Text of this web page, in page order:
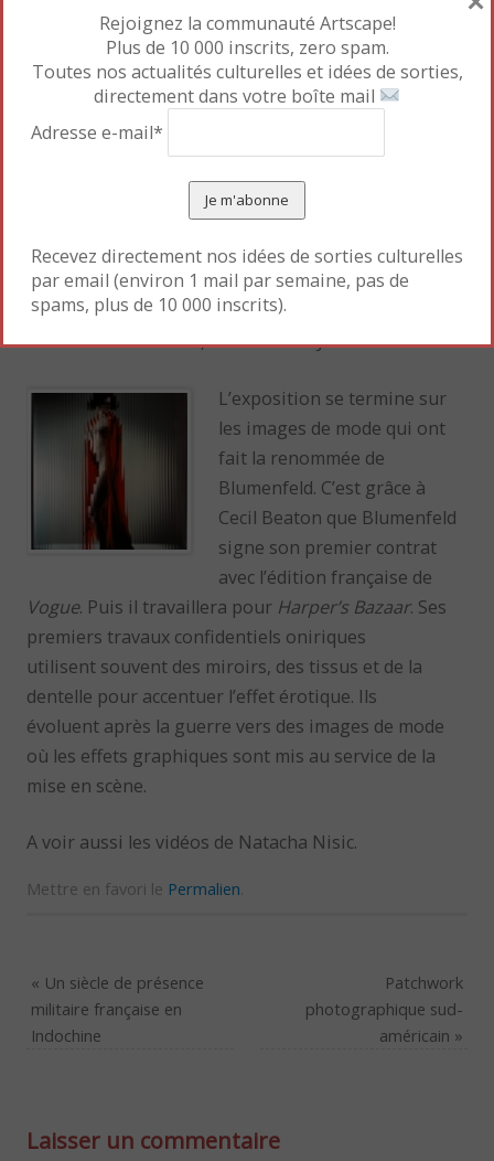
Chapelle) et au dictateur que
Blumenfeld associe à une
tête de veau. « Lorsque Erwin
Blumenfeld compose différents essais pour un
portrait de Hitler, il veut non seulement symboliser
le visage du mal mais également nier toute
identification possible avec la qualité d’être humain.
En mettant en évidence l’échec de la vraisemblance
d’un portrait du dictateur, Blumenfeld
montre l’impossibilité même de sa représentation
et, par conséquent, sa déshumanisation »,
commente Marta Gili, directrice du Jeu de Paume.
L’exposition se termine sur
les images de mode qui ont
fait la renommée de
Blumenfeld. C’est grâce à
Cecil Beaton que Blumenfeld
signe son premier contrat
avec l’édition française de
Vogue. Puis il travaillera pour Harper’s Bazaar. Ses
premiers travaux confidentiels oniriques
utilisent souvent des miroirs, des tissus et de la
dentelle pour accentuer l’effet érotique. Ils
évoluent après la guerre vers des images de mode
où les effets graphiques sont mis au service de la
mise en scène.
A voir aussi les vidéos de Natacha Nisic.
Mettre en favori le Permalien.
« Un siècle de présence
militaire française en
Indochine
Patchwork
photographique sud-
américain »
Laisser un commentaire
Rejoignez la communauté Artscape!
Plus de 10 000 inscrits, zero spam.
Toutes nos actualités culturelles et idées de sorties,
directement dans votre boîte mail
Adresse e-mail*
Recevez directement nos idées de sorties culturelles
par email (environ 1 mail par semaine, pas de
spams, plus de 10 000 inscrits).